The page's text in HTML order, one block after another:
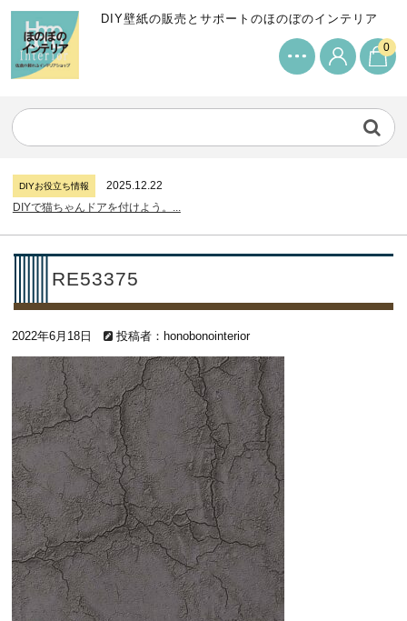
DIY壁紙の販売とサポートのほのぼのインテリア
0
サンゲツリザーブの壁紙について...
DIYお役立ち情報
2026.7.31
DIYお役立ち情報
2025.12.22
DIYで猫ちゃんドアを付けよう。...
DIYお役立ち情報
2026.7.31
2025.12.22
DIYで猫ちゃんドアを付けよう。...
DIYお役立ち情報
2024.7.11
サンゲツリザーブの壁紙について...
RE53375
2022年6月18日 投稿者：honobonointerior